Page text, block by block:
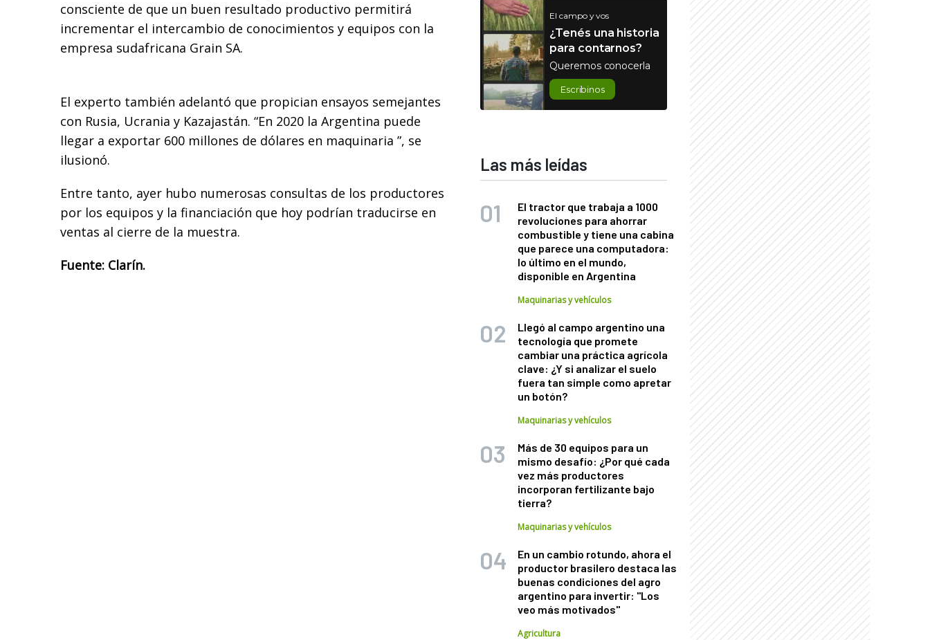
consciente de que un buen resultado productivo permitirá
incrementar el intercambio de conocimientos y equipos con la
empresa sudafricana Grain SA.
El experto también adelantó que propician ensayos semejantes
con Rusia, Ucrania y Kazajastán. “En 2020 la Argentina puede
llegar a exportar 600 millones de dólares en maquinaria ”, se
ilusionó.
Entre tanto, ayer hubo numerosas consultas de los productores
por los equipos y la financiación que hoy podrían traducirse en
ventas al cierre de la muestra.
Fuente: Clarín.
El campo y vos
¿Tenés una historia
para contarnos?
Queremos conocerla
Escribinos
Las más leídas
El tractor que trabaja a 1000
revoluciones para ahorrar
combustible y tiene una cabina
que parece una computadora:
lo último en el mundo,
disponible en Argentina
Maquinarias y vehículos
Llegó al campo argentino una
tecnología que promete
cambiar una práctica agrícola
clave: ¿Y si analizar el suelo
fuera tan simple como apretar
un botón?
Maquinarias y vehículos
Más de 30 equipos para un
mismo desafío: ¿Por qué cada
vez más productores
incorporan fertilizante bajo
tierra?
Maquinarias y vehículos
En un cambio rotundo, ahora el
productor brasilero destaca las
buenas condiciones del agro
argentino para invertir: "Los
veo más motivados"
Agricultura